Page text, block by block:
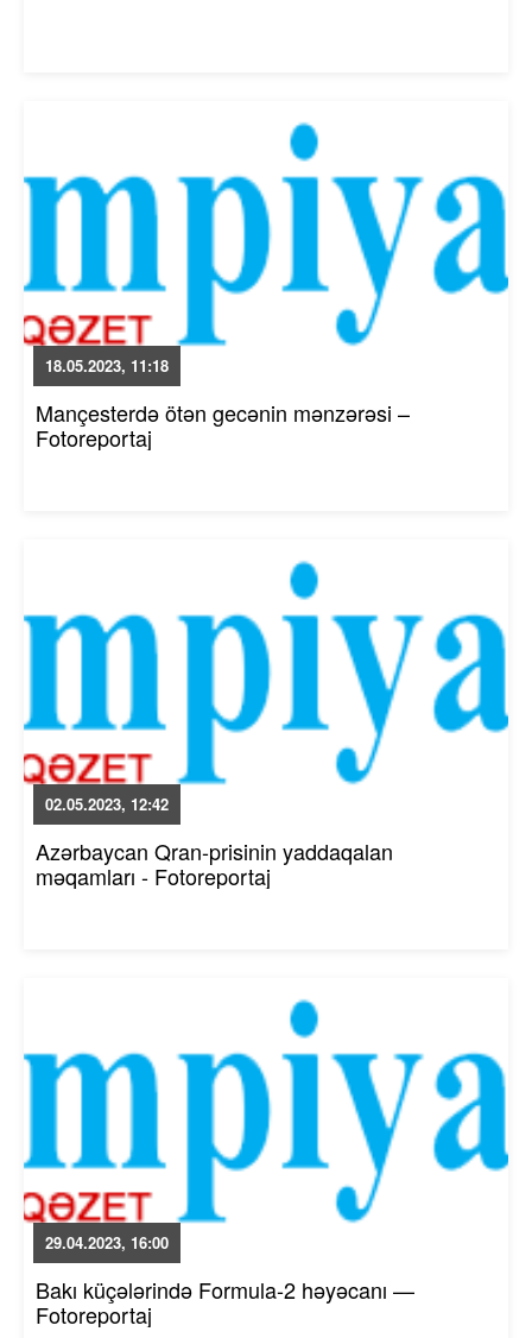
18.05.2023, 11:18
Mançesterdə ötən gecənin mənzərəsi –
Fotoreportaj
02.05.2023, 12:42
Azərbaycan Qran-prisinin yaddaqalan
məqamları - Fotoreportaj
29.04.2023, 16:00
Bakı küçələrində Formula-2 həyəcanı —
Fotoreportaj